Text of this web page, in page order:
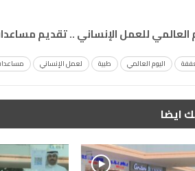
العالمي للعمل الإنساني .. تقديم
اليوم العالمي طبية لعمل الإنساني
ايضا